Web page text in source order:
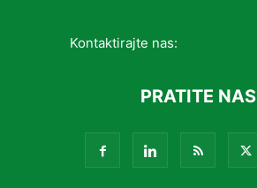
Kontaktirajte nas:
PRATITE NAS